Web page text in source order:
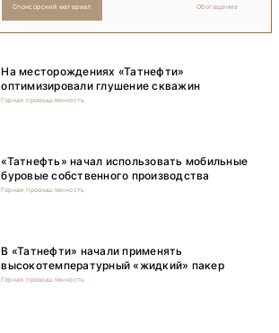
Обогащение
Спонсорский материал
На месторождениях «Татнефти»
оптимизировали глушение скважин
Горная промышленность
«Татнефть» начал использовать мобильные
буровые собственного производства
Горная промышленность
В «Татнефти» начали применять
высокотемпературный «жидкий» пакер
Горная промышленность